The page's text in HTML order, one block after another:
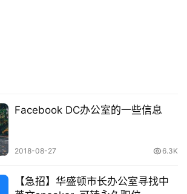
Facebook DC办公室的一些信息
2018-08-27 6.3K
【急招】华盛顿市长办公室寻找中